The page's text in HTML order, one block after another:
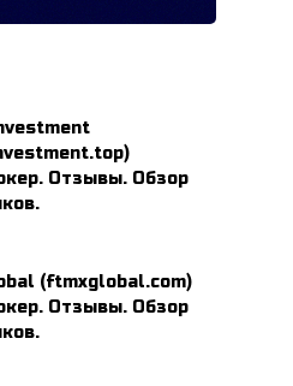
Отзывы. Обзор
(ftmxglobal.com)
Отзывы. Обзор